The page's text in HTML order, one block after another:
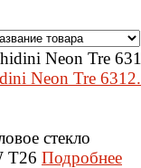
Neon Tre
стекло
T26 Подробнее